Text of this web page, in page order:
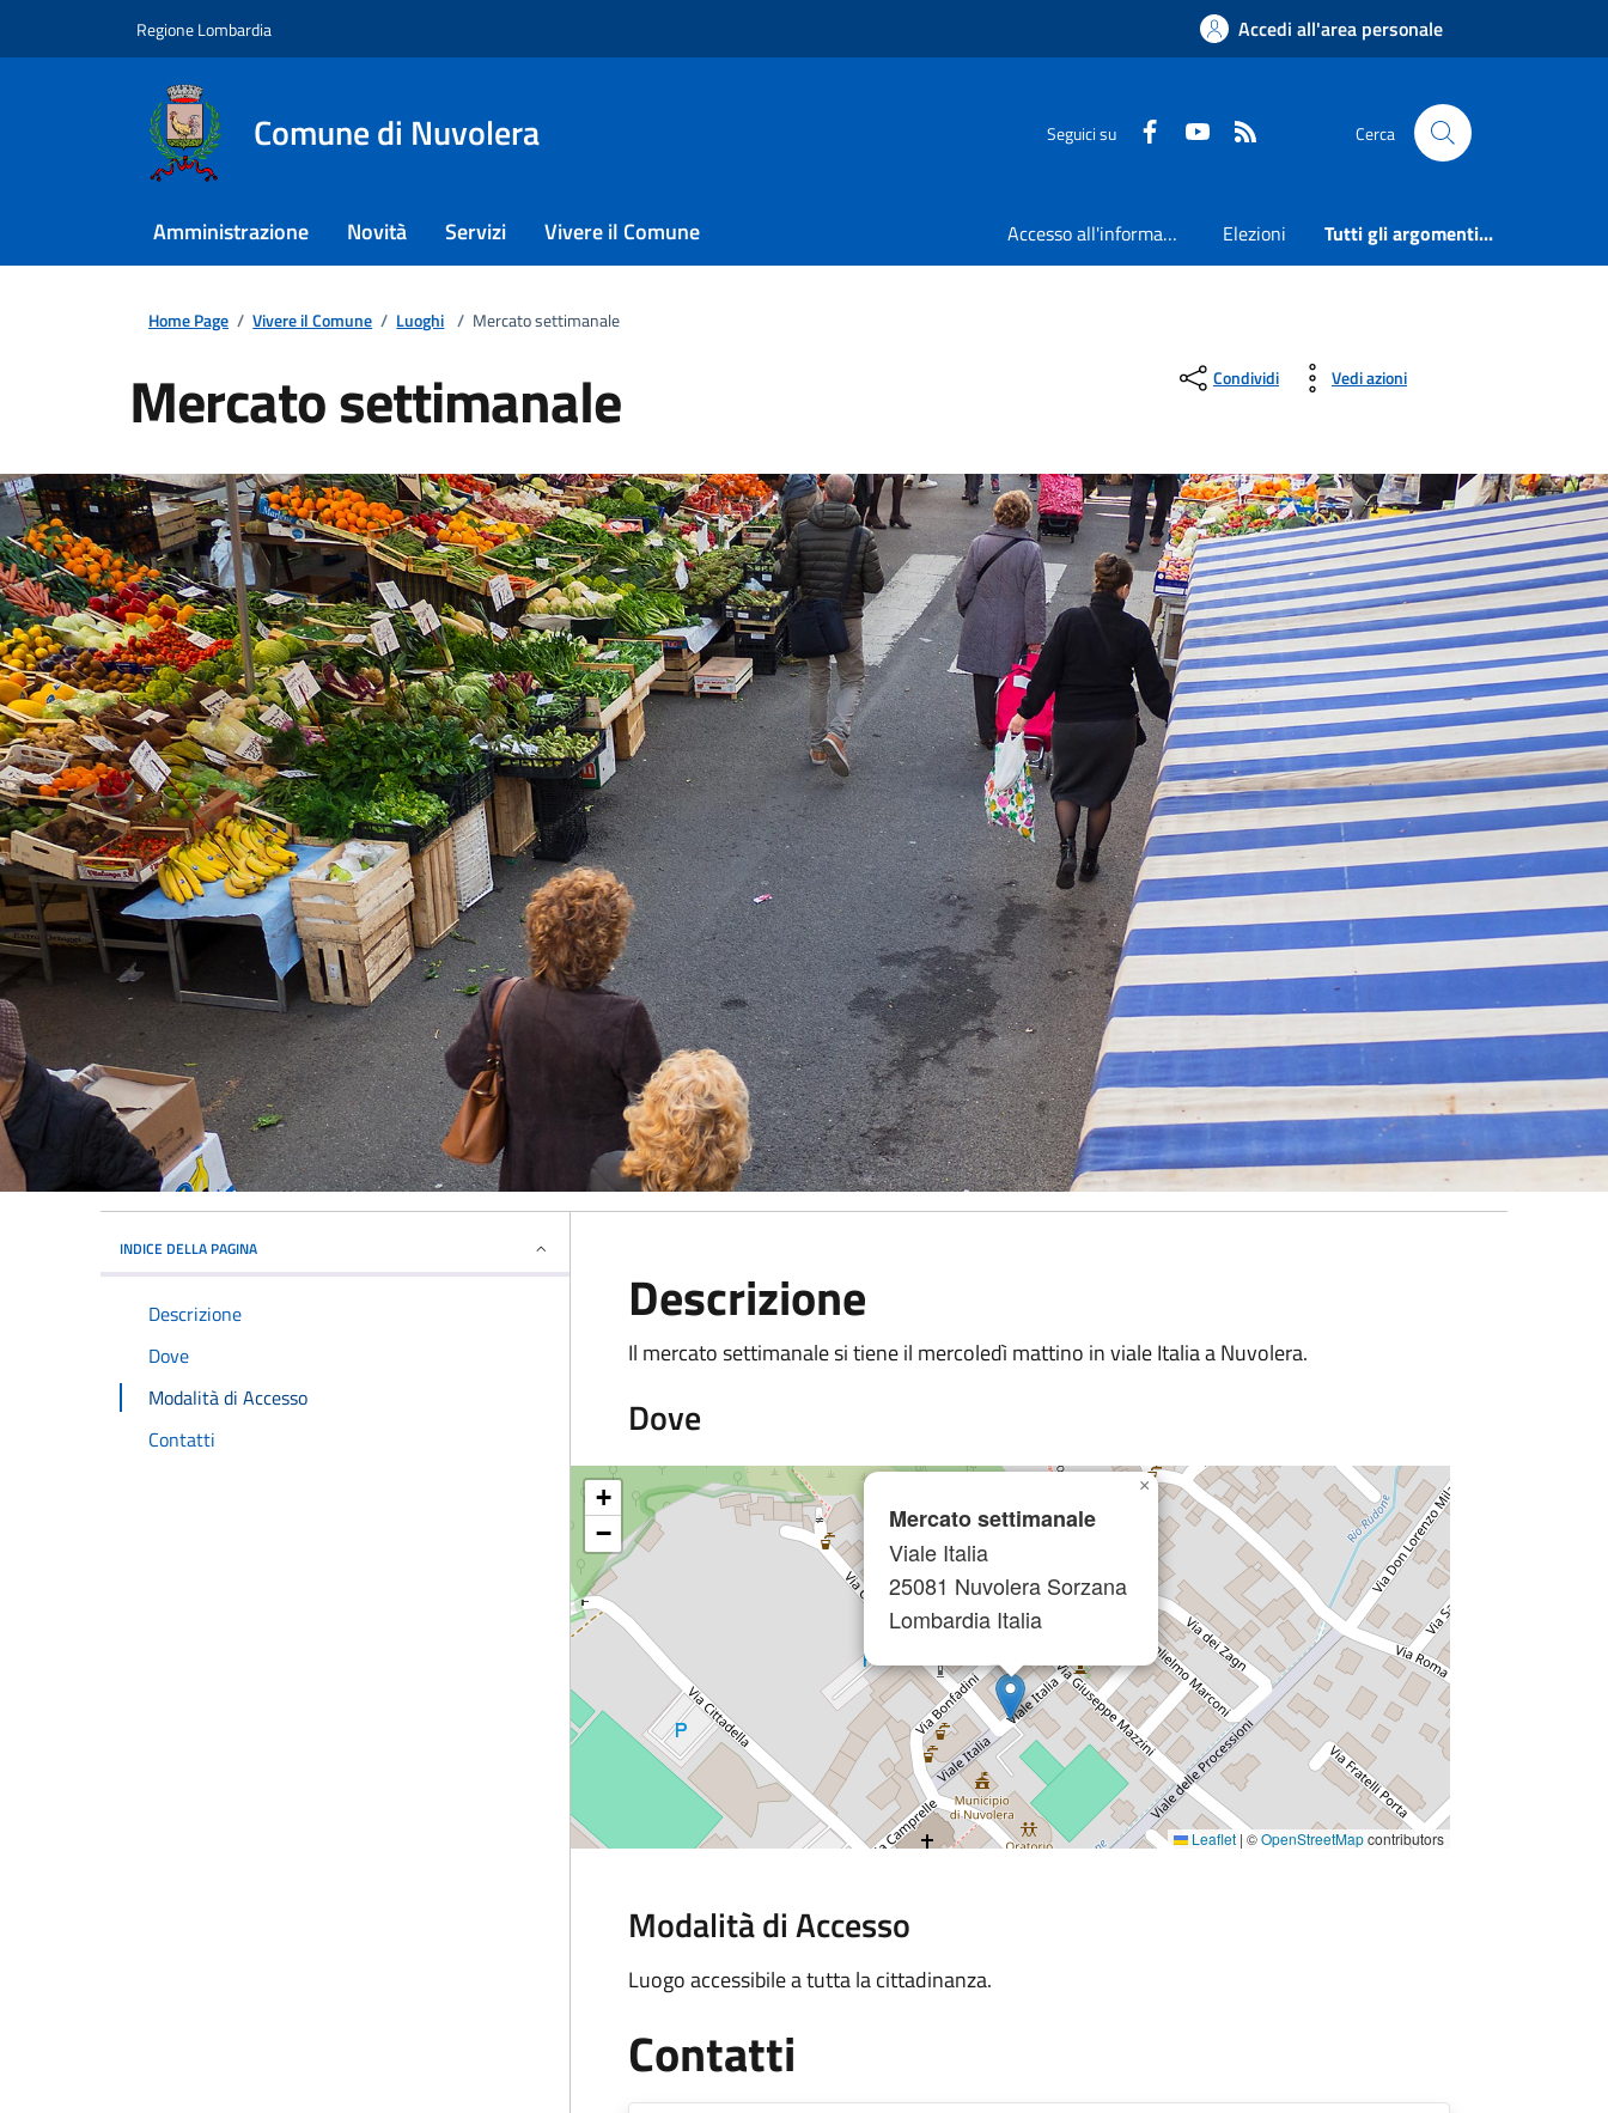
Regione Lombardia Accedi all'area personale
Comune di Nuvolera Seguici su Faceboook
Youtube Cerca
Amministrazione Novità Servizi Vivere il Comune Accesso all'informazione Elezioni Tutti gli argomenti...
Home Page / Vivere il Comune / Luoghi / Mercato settimanale
Mercato settimanale Condividi Vedi azioni
INDICE DELLA PAGINA
Descrizione
Dove
Modalità di Accesso
Contatti
Descrizione
Il mercato settimanale si tiene il mercoledì mattino in viale Italia a Nuvolera.
Dove
Mercato settimanale
Viale Italia
25081 Nuvolera Sorzana
Lombardia Italia
×
+
−
Leaflet | ©OpenStreetMapcontributors
Modalità di Accesso
Luogo accessibile a tutta la cittadinanza.
Contatti